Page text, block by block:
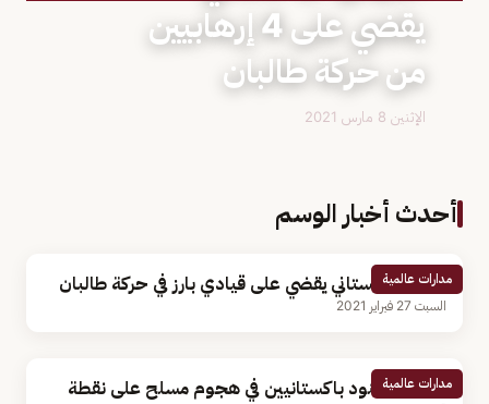
يقضي على 4 إرهابيين
من حركة طالبان
الإثنين 8 مارس 2021
أحدث أخبار الوسم
مدارات عالمية
الأمن الباكستاني يقضي على قيادي بارز في حركة طالبان
السبت 27 فبراير 2021
مدارات عالميةمقتل 5 جنود باكستانيين في هجوم مسلح على نقطة